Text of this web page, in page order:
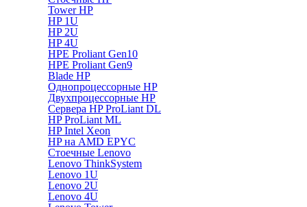
Tower HP
HP 1U
HP 2U
HP 4U
HPE Proliant Gen10
HPE Proliant Gen9
Blade HP
Однопроцессорные HP
Двухпроцессорные HP
Сервера HP ProLiant DL
HP ProLiant ML
HP Intel Xeon
HP на AMD EPYC
Стоечные Lenovo
Lenovo ThinkSystem
Lenovo 1U
Lenovo 2U
Lenovo 4U